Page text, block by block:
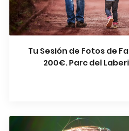
Tu Sesión de Fotos de
200€. Parc del